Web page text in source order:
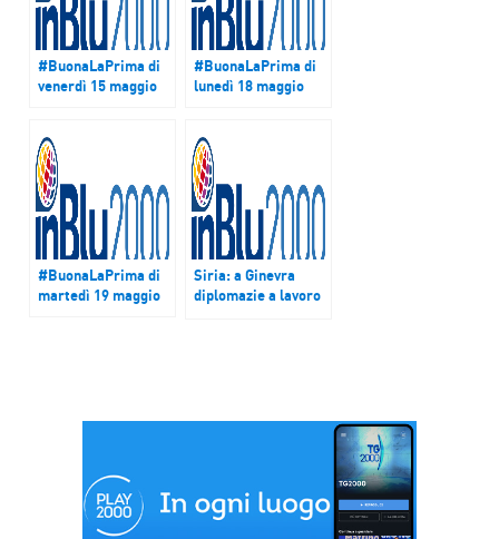
#BuonaLaPrima di
venerdì 15 maggio
#BuonaLaPrima di
lunedì 18 maggio
#BuonaLaPrima di
martedì 19 maggio
Siria: a Ginevra
diplomazie a lavoro